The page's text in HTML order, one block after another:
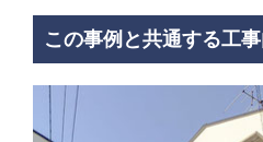
この事例と共通する工